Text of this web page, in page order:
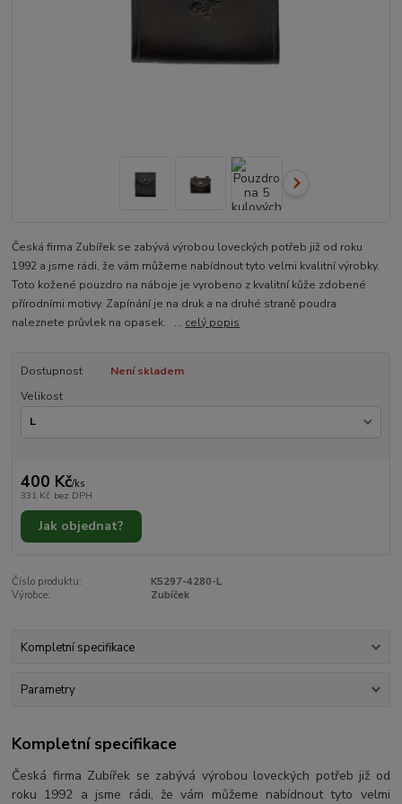
Česká firma Zubířek se zabývá výrobou loveckých potřeb již od roku
1992 a jsme rádi, že vám můžeme nabídnout tyto velmi kvalitní výrobky.
Toto kožené pouzdro na náboje je vyrobeno z kvalitní kůže zdobené
přírodními motivy. Zapínání je na druk a na druhé straně poudra
naleznete průvlek na opasek. ... celý popis
Dostupnost
Není skladem
Velikost
400 Kč/ks
331 Kč bez DPH
Jak objednat?
Číslo produktu:
K5297-4280-L
Výrobce:
Zubíček
Kompletní specifikace
Parametry
Kompletní specifikace
Česká firma Zubířek se zabývá výrobou loveckých potřeb již od
roku 1992 a jsme rádi, že vám můžeme nabídnout tyto velmi